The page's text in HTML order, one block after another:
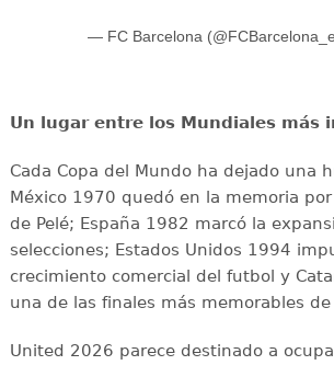
— FC Barcelona
Un lugar entre los Mundiales más
Cada Copa del Mundo ha dejado una
México 1970 quedó en la memoria
de Pelé; España 1982 marcó la
selecciones; Estados Unidos 1994
crecimiento comercial del futbol y
una de las finales más memorables
United 2026 parece destinado a